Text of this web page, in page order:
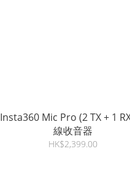
Insta360 Mic Pro (2 TX + 1
線收音器
HK$2,399.00